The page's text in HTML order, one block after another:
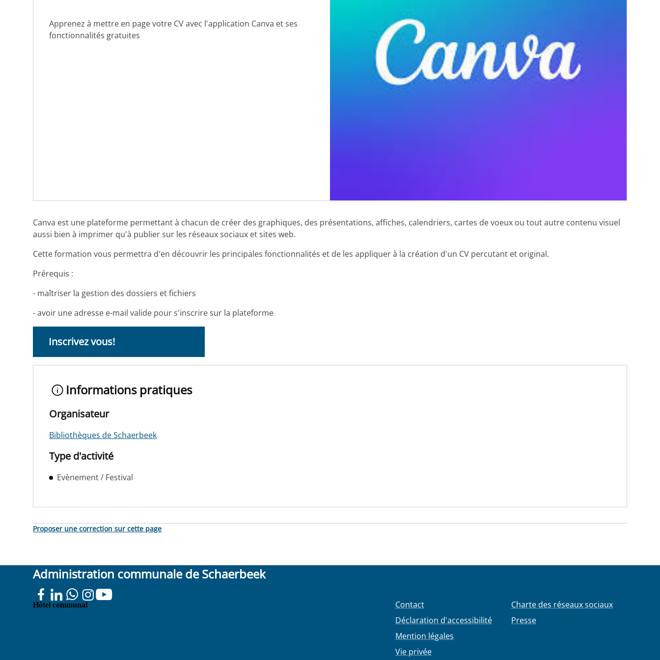
Apprenez à mettre en page votre CV avec l'application Canva et ses
fonctionnalités gratuites
Canva est une plateforme permettant à chacun de créer des graphiques, des présentations, affiches, calendriers, cartes de voeux ou tout autre contenu visuel
aussi bien à imprimer qu'à publier sur les réseaux sociaux et sites web.
Cette formation vous permettra d'en découvrir les principales fonctionnalités et de les appliquer à la création d'un CV percutant et original.
Prérequis :
- maîtriser la gestion des dossiers et fichiers
- avoir une adresse e-mail valide pour s'inscrire sur la plateforme
Inscrivez vous!
Informations pratiques
Organisateur
Bibliothèques de Schaerbeek
Type d'activité
Evènement / Festival
Proposer une correction sur cette page
Administration communale de Schaerbeek
Hôtel communal
Contact
Déclaration d'accessibilité
Mention légales
Vie privée
Charte des réseaux sociaux
Presse